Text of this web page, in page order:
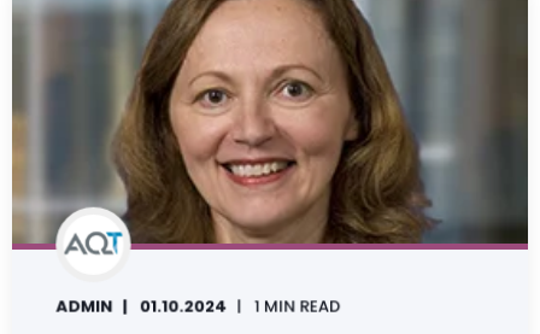
ADMIN 01.10.2024 1 MIN READ